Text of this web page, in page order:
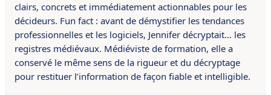
clairs, concrets et immédiatement actionnables pour les
décideurs. Fun fact : avant de démystifier les tendances
professionnelles et les logiciels, Jennifer décryptait… les
registres médiévaux. Médiéviste de formation, elle a
conservé le même sens de la rigueur et du décryptage
pour restituer l’information de façon fiable et intelligible.